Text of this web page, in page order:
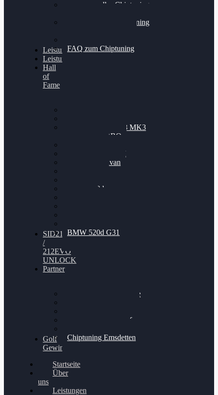
Professionelles Chiptuning
Professionelles Chiptuning
FAQ zum Chiptuning
Leistungsmessung
Leistungsprüfstand
Hall
of
Fame
Nissan GT-R35 3.8 MK3
V6 TWINTURBO
VW Passat 2.0TDI
VW T6 Multivan
BMW 120d
BMW 520d G31
SID212
/
212EVO
UNLOCK
Partner
Bilgenroth Performance
Chiptuning Schüttorf
Chiptuning Emsdetten
Golf
Gewinnspiel
Startseite
Über
uns
Leistungen